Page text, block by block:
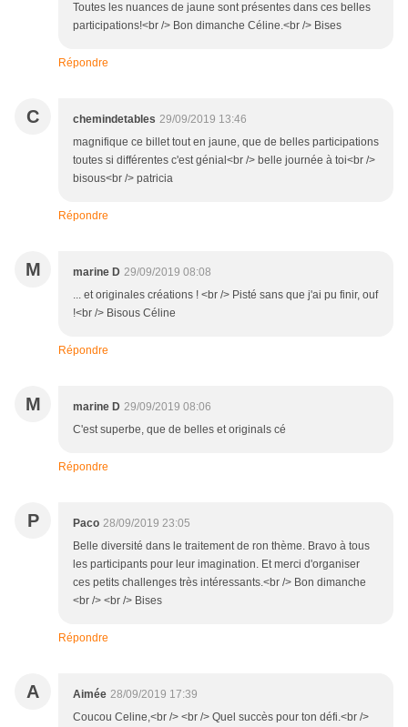
Toutes les nuances de jaune sont présentes dans ces belles
participations!<br /> Bon dimanche Céline.<br /> Bises
Répondre
C chemindetables 29/09/2019 13:46
magnifique ce billet tout en jaune, que de belles participations
toutes si différentes c'est génial<br /> belle journée à toi<br />
bisous<br /> patricia
Répondre
M marine D 29/09/2019 08:08
... et originales créations ! <br /> Pisté sans que j'ai pu finir, ouf
!<br /> Bisous Céline
Répondre
M marine D 29/09/2019 08:06
C'est superbe, que de belles et originals cé
Répondre
P Paco 28/09/2019 23:05
Belle diversité dans le traitement de ron thème. Bravo à tous
les participants pour leur imagination. Et merci d'organiser
ces petits challenges très intéressants.<br /> Bon dimanche
<br /> <br /> Bises
Répondre
A Aimée 28/09/2019 17:39
Coucou Celine,<br /> <br /> Quel succès pour ton défi.<br />